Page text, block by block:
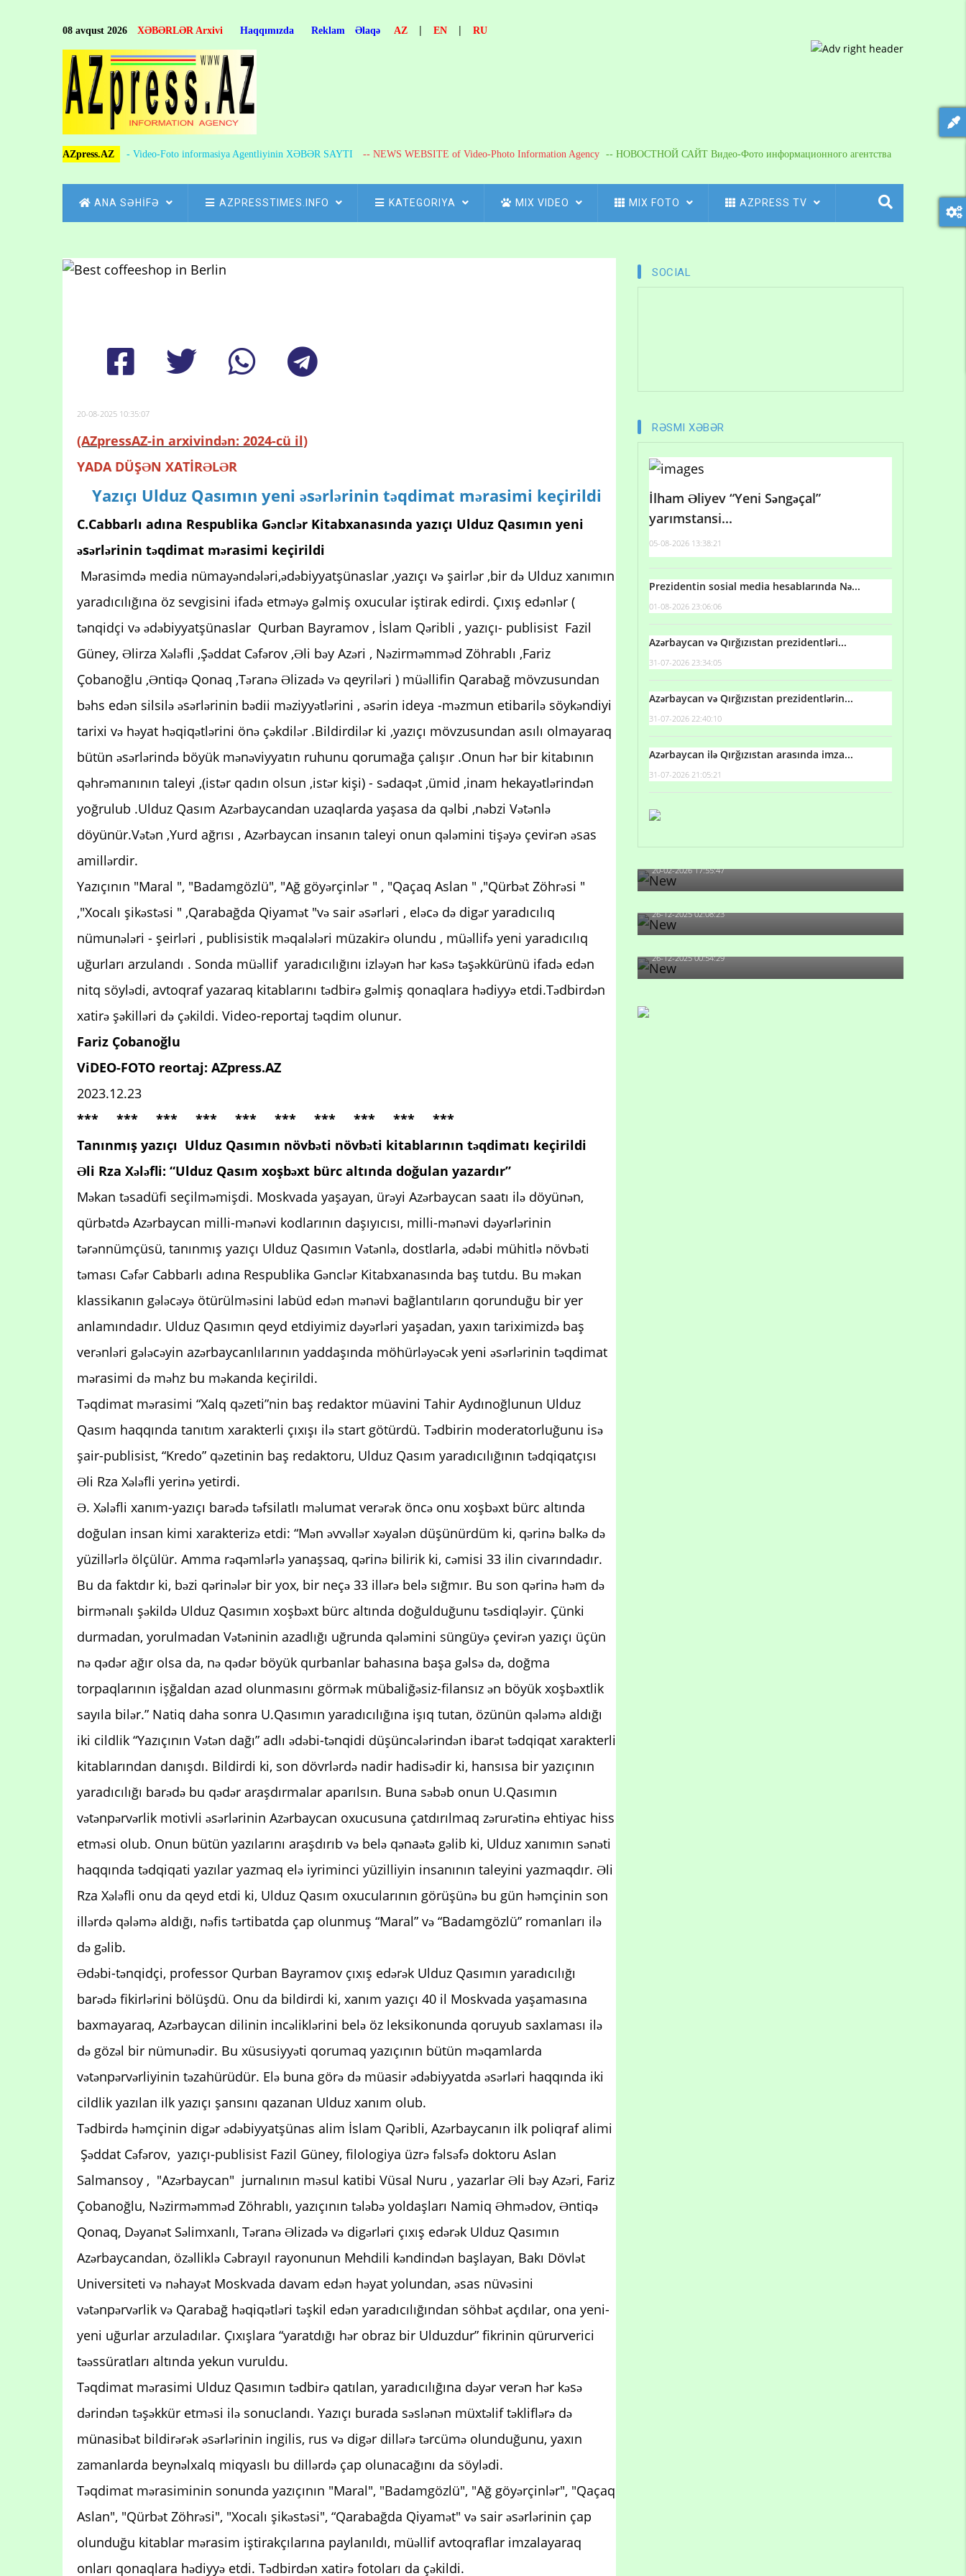
08 avqust 2026 XƏBƏRLƏR Arxivi Haqqımızda Reklam Əlaqə AZ | EN | RU
AZpress.AZ - Video-Foto informasiya Agentliyinin XƏBƏR SAYTI -- NEWS WEBSITE of Video-Photo Information Agency -- НОВОСТНОЙ САЙТ Видео-Фото информационного агентства
MAIN
NAVIGATION
ANA SƏHİFƏ AZPRESSTIMES.INFO KATEGORIYA MIX VIDEO MIX FOTO AZPRESS TV
Breadcrumb
20-08-2025 10:35:07
(AZpressAZ-in arxivindən: 2024-cü il)
YADA DÜŞƏN XATİRƏLƏR
Yazıçı Ulduz Qasımın yeni əsərlərinin təqdimat mərasimi keçirildi
C.Cabbarlı adına Respublika Gənclər Kitabxanasında yazıçı Ulduz Qasımın yeni
əsərlərinin təqdimat mərasimi keçirildi
Mərasimdə media nümayəndələri,ədəbiyyatşünaslar ,yazıçı və şairlər ,bir də Ulduz xanımın
yaradıcılığına öz sevgisini ifadə etməyə gəlmiş oxucular iştirak edirdi. Çıxış edənlər (
tənqidçi və ədəbiyyatşünaslar Qurban Bayramov , İslam Qəribli , yazıçı- publisist Fazil
Güney, Əlirza Xələfli ,Şəddat Cəfərov ,Əli bəy Azəri , Nəzirməmməd Zöhrablı ,Fariz
Çobanoğlu ,Əntiqə Qonaq ,Təranə Əlizadə və qeyriləri ) müəllifin Qarabağ mövzusundan
bəhs edən silsilə əsərlərinin bədii məziyyətlərini , əsərin ideya -məzmun etibarilə söykəndiyi
tarixi və həyat həqiqətlərini önə çəkdilər .Bildirdilər ki ,yazıçı mövzusundan asılı olmayaraq
bütün əsərlərində böyük mənəviyyatın ruhunu qorumağa çalışır .Onun hər bir kitabının
qəhrəmanının taleyi ,(istər qadın olsun ,istər kişi) - sədaqət ,ümid ,inam hekayətlərindən
yoğrulub .Ulduz Qasım Azərbaycandan uzaqlarda yaşasa da qəlbi ,nəbzi Vətənlə
döyünür.Vətən ,Yurd ağrısı , Azərbaycan insanın taleyi onun qələmini tişəyə çevirən əsas
amillərdir.
Yazıçının "Maral ", "Badamgözlü", "Ağ göyərçinlər " , "Qaçaq Aslan " ,"Qürbət Zöhrəsi "
,"Xocalı şikəstəsi " ,Qarabağda Qiyamət "və sair əsərləri , eləcə də digər yaradıcılıq
nümunələri - şeirləri , publisistik məqalələri müzakirə olundu , müəllifə yeni yaradıcılıq
uğurları arzulandı . Sonda müəllif yaradıcılığını izləyən hər kəsə təşəkkürünü ifadə edən
nitq söylədi, avtoqraf yazaraq kitablarını tədbirə gəlmiş qonaqlara hədiyyə etdi.Tədbirdən
xatirə şəkilləri də çəkildi. Video-reportaj təqdim olunur.
Fariz Çobanoğlu
ViDEO-FOTO reortaj: AZpress.AZ
2023.12.23
*** *** *** *** *** *** *** *** *** ***
Tanınmış yazıçı Ulduz Qasımın növbəti növbəti kitablarının təqdimatı keçirildi
Əli Rza Xələfli: “Ulduz Qasım xoşbəxt bürc altında doğulan yazardır”
Məkan təsadüfi seçilməmişdi. Moskvada yaşayan, ürəyi Azərbaycan saatı ilə döyünən,
qürbətdə Azərbaycan milli-mənəvi kodlarının daşıyıcısı, milli-mənəvi dəyərlərinin
tərənnümçüsü, tanınmış yazıçı Ulduz Qasımın Vətənlə, dostlarla, ədəbi mühitlə növbəti
təması Cəfər Cabbarlı adına Respublika Gənclər Kitabxanasında baş tutdu. Bu məkan
klassikanın gələcəyə ötürülməsini labüd edən mənəvi bağlantıların qorunduğu bir yer
anlamındadır. Ulduz Qasımın qeyd etdiyimiz dəyərləri yaşadan, yaxın tariximizdə baş
verənləri gələcəyin azərbaycanlılarının yaddaşında möhürləyəcək yeni əsərlərinin təqdimat
mərasimi də məhz bu məkanda keçirildi.
Təqdimat mərasimi “Xalq qəzeti”nin baş redaktor müavini Tahir Aydınoğlunun Ulduz
Qasım haqqında tanıtım xarakterli çıxışı ilə start götürdü. Tədbirin moderatorluğunu isə
şair-publisist, “Kredo” qəzetinin baş redaktoru, Ulduz Qasım yaradıcılığının tədqiqatçısı
Əli Rza Xələfli yerinə yetirdi.
Ə. Xələfli xanım-yazıçı barədə təfsilatlı məlumat verərək öncə onu xoşbəxt bürc altında
doğulan insan kimi xarakterizə etdi: “Mən əvvəllər xəyalən düşünürdüm ki, qərinə bəlkə də
yüzillərlə ölçülür. Amma rəqəmlərlə yanaşsaq, qərinə bilirik ki, cəmisi 33 ilin civarındadır.
Bu da faktdır ki, bəzi qərinələr bir yox, bir neçə 33 illərə belə sığmır. Bu son qərinə həm də
birmənalı şəkildə Ulduz Qasımın xoşbəxt bürc altında doğulduğunu təsdiqləyir. Çünki
durmadan, yorulmadan Vətəninin azadlığı uğrunda qələmini süngüyə çevirən yazıçı üçün
nə qədər ağır olsa da, nə qədər böyük qurbanlar bahasına başa gəlsə də, doğma
torpaqlarının işğaldan azad olunmasını görmək mübaliğəsiz-filansız ən böyük xoşbəxtlik
sayıla bilər.” Natiq daha sonra U.Qasımın yaradıcılığına işıq tutan, özünün qələmə aldığı
iki cildlik “Yazıçının Vətən dağı” adlı ədəbi-tənqidi düşüncələrindən ibarət tədqiqat xarakterli
kitablarından danışdı. Bildirdi ki, son dövrlərdə nadir hadisədir ki, hansısa bir yazıçının
yaradıcılığı barədə bu qədər araşdırmalar aparılsın. Buna səbəb onun U.Qasımın
vətənpərvərlik motivli əsərlərinin Azərbaycan oxucusuna çatdırılmaq zərurətinə ehtiyac hiss
etməsi olub. Onun bütün yazılarını araşdırıb və belə qənaətə gəlib ki, Ulduz xanımın sənəti
haqqında tədqiqati yazılar yazmaq elə iyriminci yüzilliyin insanının taleyini yazmaqdır. Əli
Rza Xələfli onu da qeyd etdi ki, Ulduz Qasım oxucularının görüşünə bu gün həmçinin son
illərdə qələmə aldığı, nəfis tərtibatda çap olunmuş “Maral” və “Badamgözlü” romanları ilə
də gəlib.
Ədəbi-tənqidçi, professor Qurban Bayramov çıxış edərək Ulduz Qasımın yaradıcılığı
barədə fikirlərini bölüşdü. Onu da bildirdi ki, xanım yazıçı 40 il Moskvada yaşamasına
baxmayaraq, Azərbaycan dilinin incəliklərini belə öz leksikonunda qoruyub saxlaması ilə
də gözəl bir nümunədir. Bu xüsusiyyəti qorumaq yazıçının bütün məqamlarda
vətənpərvərliyinin təzahürüdür. Elə buna görə də müasir ədəbiyyatda əsərləri haqqında iki
cildlik yazılan ilk yazıçı şansını qazanan Ulduz xanım olub.
Tədbirdə həmçinin digər ədəbiyyatşünas alim İslam Qəribli, Azərbaycanın ilk poliqraf alimi
Şəddat Cəfərov, yazıçı-publisist Fazil Güney, filologiya üzrə fəlsəfə doktoru Aslan
Salmansoy , "Azərbaycan" jurnalının məsul katibi Vüsal Nuru , yazarlar Əli bəy Azəri, Fariz
Çobanoğlu, Nəzirməmməd Zöhrablı, yazıçının tələbə yoldaşları Namiq Əhmədov, Əntiqə
Qonaq, Dəyanət Səlimxanlı, Təranə Əlizadə və digərləri çıxış edərək Ulduz Qasımın
Azərbaycandan, özəlliklə Cəbrayıl rayonunun Mehdili kəndindən başlayan, Bakı Dövlət
Universiteti və nəhayət Moskvada davam edən həyat yolundan, əsas nüvəsini
vətənpərvərlik və Qarabağ həqiqətləri təşkil edən yaradıcılığından söhbət açdılar, ona yeni-
yeni uğurlar arzuladılar. Çıxışlara “yaratdığı hər obraz bir Ulduzdur” fikrinin qürurverici
təəssüratları altında yekun vuruldu.
Təqdimat mərasimi Ulduz Qasımın tədbirə qatılan, yaradıcılığına dəyər verən hər kəsə
dərindən təşəkkür etməsi ilə sonuclandı. Yazıçı burada səslənən müxtəlif təkliflərə də
münasibət bildirərək əsərlərinin ingilis, rus və digər dillərə tərcümə olunduğunu, yaxın
zamanlarda beynəlxalq miqyaslı bu dillərdə çap olunacağını da söylədi.
Təqdimat mərasiminin sonunda yazıçının "Maral", "Badamgözlü", "Ağ göyərçinlər", "Qaçaq
Aslan", "Qürbət Zöhrəsi", "Xocalı şikəstəsi", “Qarabağda Qiyamət" və sair əsərlərinin çap
olunduğu kitablar mərasim iştirakçılarına paylanıldı, müəllif avtoqraflar imzalayaraq
onları qonaqlara hədiyyə etdi. Tədbirdən xatirə fotoları da çəkildi.
SOCIAL
RƏSMI XƏBƏR
İlham Əliyev “Yeni Səngəçal”
yarımstansi...
05-08-2026 13:38:21
Prezidentin sosial media hesablarında Nə...
01-08-2026 23:06:06
Azərbaycan və Qırğızıstan prezidentləri...
31-07-2026 23:34:05
Azərbaycan və Qırğızıstan prezidentlərin...
31-07-2026 22:40:10
Azərbaycan ilə Qırğızıstan arasında imza...
31-07-2026 21:05:21
20-02-2026 17:55:47
Məni bura NAZİR GÖNDƏRİB - 1937-ci ildən
fəaliyyətdə olan və...
26-12-2025 02:08:23
-Ay qız, sən məhkəməni udmayacaqsan... Sən
bilirsən də, məni...
26-12-2025 00:54:29